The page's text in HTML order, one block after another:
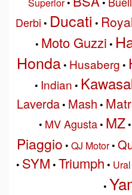
Derbi • Ducati •
• Moto Guzzi •
Honda• Husaberg •
• Indian •
Laverda• Mash •
• MV Agusta• MZ•
Piaggio • QJ Motor•
• SYM • Triumph • Ural
•